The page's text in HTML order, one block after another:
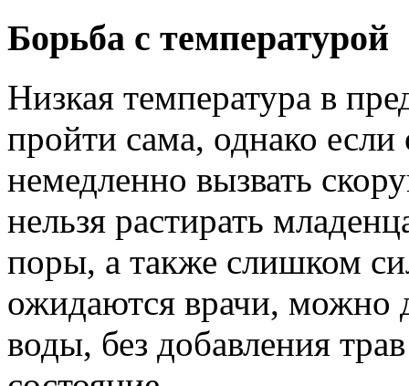
Борьба с температурой
Низкая температура в
пройти сама, однако
немедленно вызвать
нельзя растирать
поры, а также слишком
ожидаются врачи, можно
воды, без добавления